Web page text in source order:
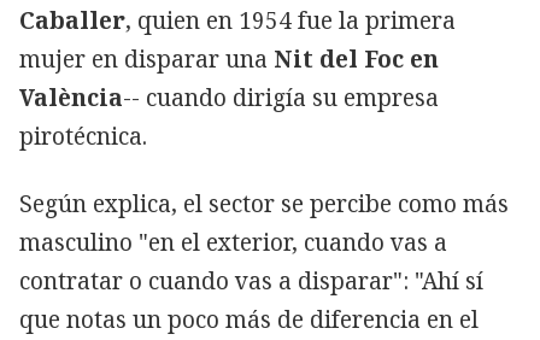
Caballer, quien en 1954 fue la primera
mujer en disparar una Nit del Foc en
València-- cuando dirigía su empresa
pirotécnica.
Según explica, el sector se percibe como más
masculino "en el exterior, cuando vas a
contratar o cuando vas a disparar": "Ahí sí
que notas un poco más de diferencia en el